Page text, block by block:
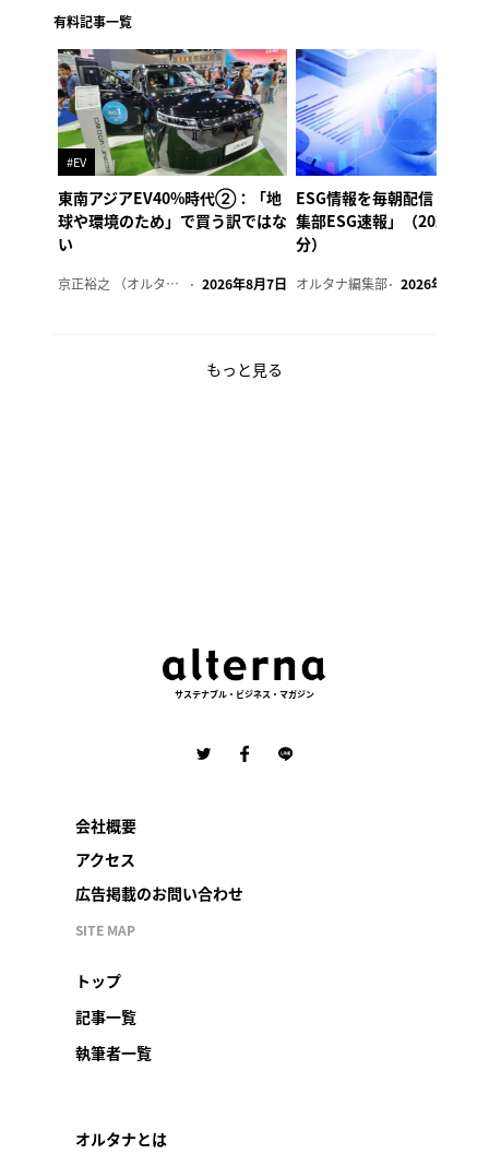
有料記事一覧
#EV
東南アジアEV40%時代②：「地
球や環境のため」で買う訳ではな
い
京正裕之 （オルタナ副編集長） 2026年8月7日
ESG情報を毎朝配信「オル
集部ESG速報」（2026年8
分）
オルタナ編集部 2026年8月7日
もっと見る
サステナブル・ビジネス・マガジン
会社概要
アクセス
広告掲載のお問い合わせ
SITE MAP
トップ
記事一覧
執筆者一覧
オルタナとは